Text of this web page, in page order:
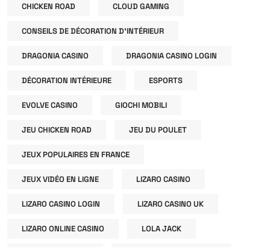
CHICKEN ROAD CLOUD GAMING
CONSEILS DE DÉCORATION D'INTÉRIEUR
DRAGONIA CASINO DRAGONIA CASINO LOGIN
DÉCORATION INTÉRIEURE ESPORTS
EVOLVE CASINO GIOCHI MOBILI
JEU CHICKEN ROAD JEU DU POULET
JEUX POPULAIRES EN FRANCE
JEUX VIDÉO EN LIGNE LIZARO CASINO
LIZARO CASINO LOGIN LIZARO CASINO UK
LIZARO ONLINE CASINO LOLA JACK